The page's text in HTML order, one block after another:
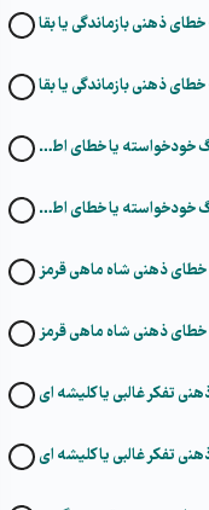
درس ۸- خطای ذهنی فیلترینگ خودخواسته یا خطای اطلاعات به اشتراک گذاشته شده
درس ۸- خطای ذهنی فیلترینگ خودخواسته یا خطای اطلاعات به اشتراک گذاشته شده